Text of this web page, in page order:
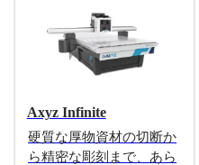
Axyz Infinite
硬質な厚物資材の切断か
ら精密な彫刻まで、あら